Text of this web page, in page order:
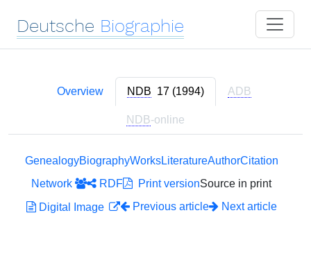
Deutsche Biographie
Overview NDB 17 (1994) ADB
NDB-online
GenealogyBiographyWorksLiteratureAuthorCitation
Network
RDF Print versionSource in print
Digital Image
Previous article Next article